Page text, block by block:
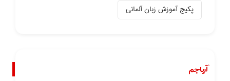
پکیج آموزش زبان آلمانی
آریاجم